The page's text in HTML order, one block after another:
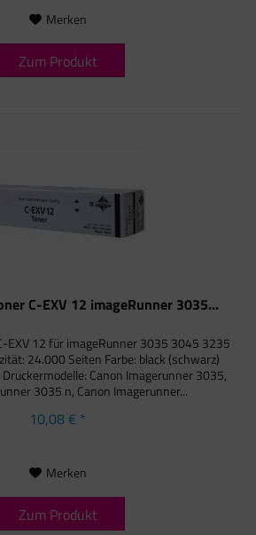
Merken
Zum Produkt
C-EXV 12 imageRunner 3035...
EXV 12 für imageRunner 3035 3045 3235
24.000 Seiten Farbe: black (schwarz)
Canon Imagerunner 3035,
3035 n, Canon Imagerunner...
10,08 € *
Merken
Zum Produkt